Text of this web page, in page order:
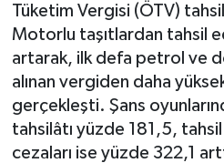
Tüketim Vergisi (ÖTV)
Motorlu taşıtlardan tahsil
artarak, ilk defa petrol ve
alınan vergiden daha
gerçekleşti. Şans
tahsilâtı yüzde 181,5,
cezaları ise yüzde 322,1